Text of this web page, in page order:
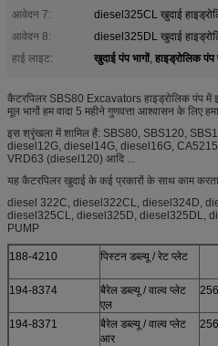
आवेदन 7:
diesel325CL खुदाई
आवेदन 8:
diesel325DL खुदाई
हाई लाइट:
खुदाई पंप भागों, हाइड्रोलिक पंप
कैटरपिलर SBS80 Excavators हाइड्रोलिक पंप में
मूल भागों हम वादा 5 महीने गुणवत्ता आश्वासन के लिए
इस श्रृंखला में शामिल हैं: SBS80, SBS120,
diesel12G, diesel14G, diesel16G,
VRD63 (diesel120) आदि ...
यह कैटरपिलर खुदाई के कई प्रकारों के साथ काम
diesel 322C, diesel322CL, diesel324D,
diesel325CL, diesel325D, diesel325DL,
PUMP
188-4210 पिस्टन डब्ल्यू / रेट प्लेट
194-8374
बैरेल डब्ल्यू / वाल्व प्लेट
एल
194-8371
बैरेल डब्ल्यू / वाल्व प्लेट
आर